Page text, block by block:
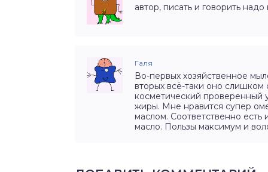
автор, писать и говорить
Галя
Во-первых хозяйственное
вторых всё-таки оно
косметический проверенный
жиры. Мне нравится супер
маслом. Соответственно есть
масло. Пользы максимум и